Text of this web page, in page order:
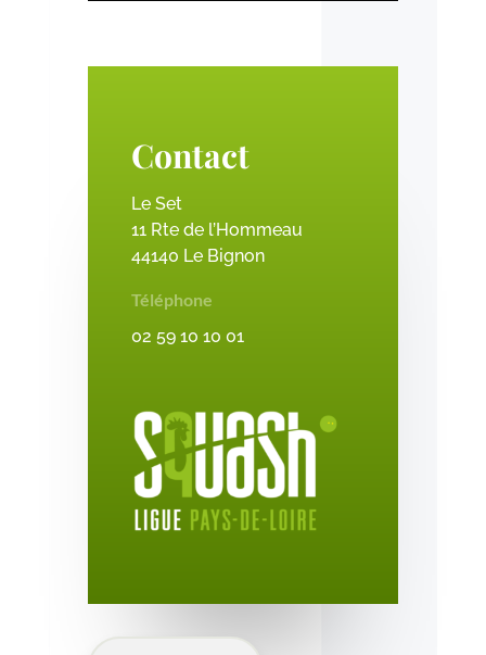
Contact
Le Set
11 Rte de l’Hommeau
44140 Le Bignon
Téléphone
02 59 10 10 01